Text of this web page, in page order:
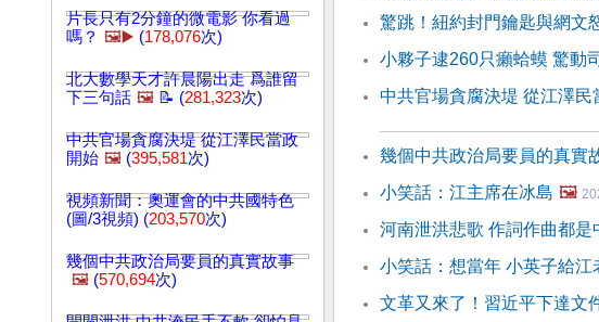
片長只有2分鐘的微電影 你看過
嗎？ 🖼️▶️ (178,076次)
北大數學天才許晨陽出走 爲誰留
下三句話 🖼️ 📝 (281,323次)
中共官場貪腐決堤 從江澤民當政
開始 🖼️ (395,581次)
視頻新聞：奧運會的中共國特色
(圖/3視頻) (203,570次)
幾個中共政治局要員的真實故事
🖼️ (570,694次)
驚跳！紐約封門鑰匙與網文
小夥子逮260只癩蛤蟆 驚動
中共官場貪腐決堤 從江澤民
幾個中共政治局要員的真實
小笑話：江主席在冰島 🖼️
河南泄洪悲歌 作詞作曲都是
小笑話：想當年 小英子給江
文革又來了！習近平下達文